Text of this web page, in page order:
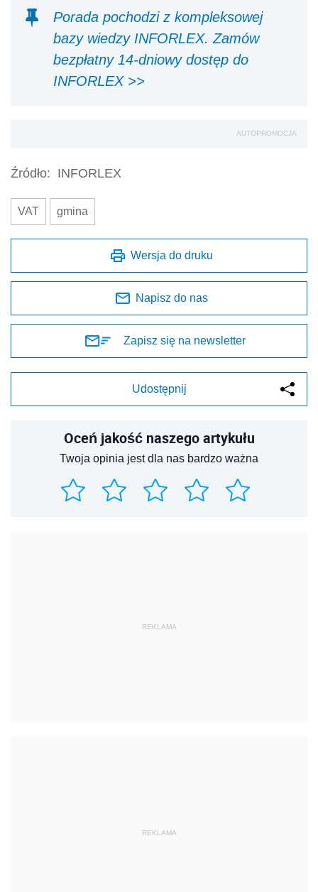
Porada pochodzi z kompleksowej
bazy wiedzy INFORLEX. Zamów
bezpłatny 14-dniowy dostęp do
INFORLEX >>
AUTOPROMOCJA
Źródło: INFORLEX
VAT gmina
Wersja do druku
Napisz do nas
Zapisz się na newsletter
Udostępnij
Oceń jakość naszego artykułu
Twoja opinia jest dla nas bardzo ważna
REKLAMA
REKLAMA